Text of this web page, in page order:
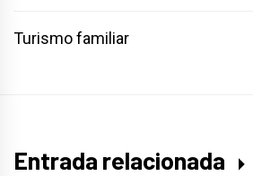
Turismo familiar
Entrada relacionada